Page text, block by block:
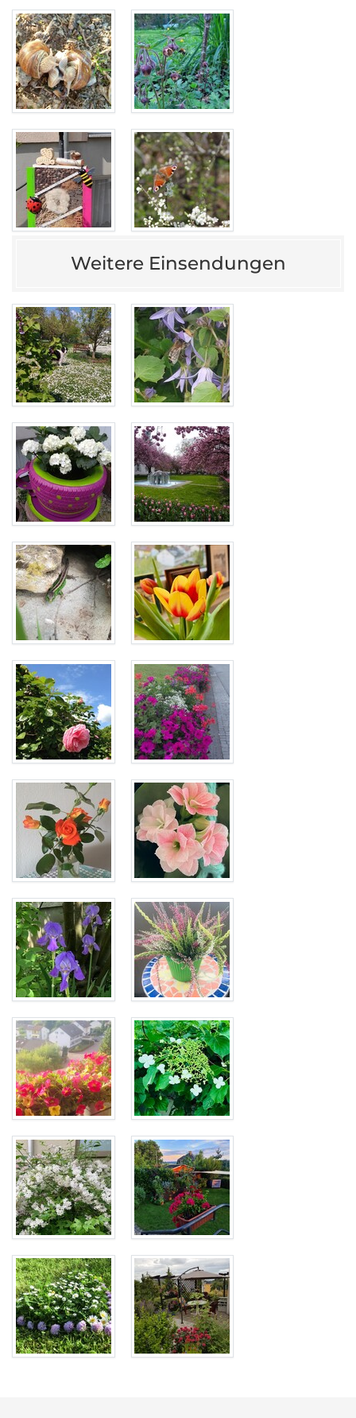
Weitere Einsendungen